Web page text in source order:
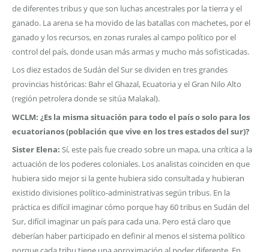
de diferentes tribus y que son luchas ancestrales por la tierra y el
ganado. La arena se ha movido de las batallas con machetes, por el
ganado y los recursos, en zonas rurales al campo político por el
control del país, donde usan más armas y mucho más sofisticadas.
Los diez estados de Sudán del Sur se dividen en tres grandes
provincias históricas: Bahr el Ghazal, Ecuatoria y el Gran Nilo Alto
(región petrolera donde se sitúa Malakal).
WCLM: ¿Es la misma situación para todo el país o solo para los
ecuatorianos (población que vive en los tres estados del sur)?
Sister Elena: Sí, este país fue creado sobre un mapa, una crítica a la
actuación de los poderes coloniales. Los analistas coinciden en que
hubiera sido mejor si la gente hubiera sido consultada y hubieran
existido divisiones político-administrativas según tribus. En la
práctica es difícil imaginar cómo porque hay 60 tribus en Sudán del
Sur, difícil imaginar un país para cada una. Pero está claro que
deberían haber participado en definir al menos el sistema político